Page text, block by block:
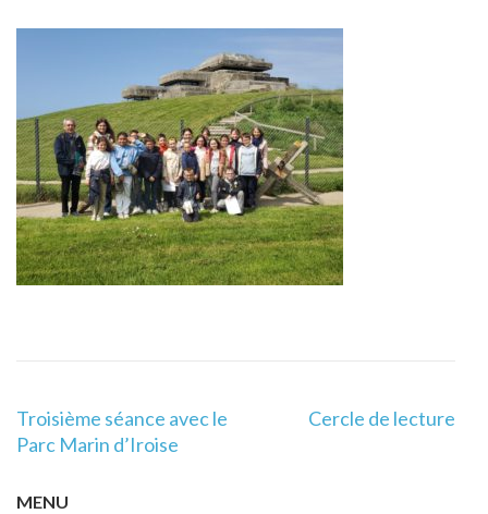
Navigation
de
Troisième séance avec le
Parc Marin d’Iroise
Cercle de lecture
MENU